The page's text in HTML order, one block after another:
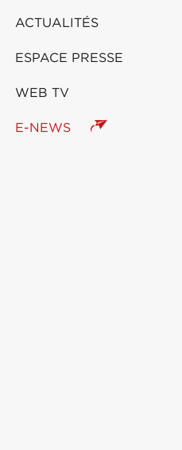
ACTUALITÉS
ESPACE PRESSE
WEB TV
E-NEWS